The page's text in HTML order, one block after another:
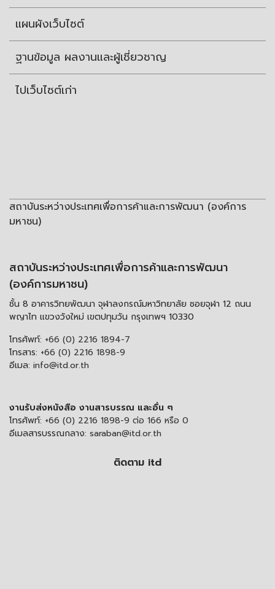
แผนผังเว็บไซต์
ฐานข้อมูล ผลงานและผู้เชี่ยวชาญ
ไปเว็บไซต์เก่า
สถาบันระหว่างประเทศเพื่อการค้าและการพัฒนา (องค์การ
มหาชน)
สถาบันระหว่างประเทศเพื่อการค้าและการพัฒนา
(องค์การมหาชน)
ชั้น 8 อาคารวิทยพัฒนา จุฬาลงกรณ์มหาวิทยาลัย ซอยจุฬา 12 ถนน
พญาไท แขวงวังใหม่ เขตปทุมวัน กรุงเทพฯ 10330
โทรศัพท์: +66 (0) 2216 1894-7
โทรสาร: +66 (0) 2216 1898-9
อีเมล: info@itd.or.th
งานรับส่งหนังสือ งานสารบรรณ และอื่น ๆ
โทรศัพท์: +66 (0) 2216 1898-9 ต่อ 166 หรือ 0
อีเมลสารบรรณกลาง: saraban@itd.or.th
ติดตาม itd